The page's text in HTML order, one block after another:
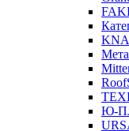
Ю-